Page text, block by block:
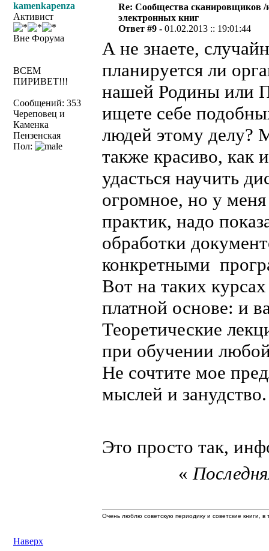
kamenkapenza
Активист
Вне Форума
ВСЕМ
ПИРИВЕТ!!!
Сообщений: 353
Череповец и
Каменка
Пензенская
Пол:
Re: Сообщества сканировщиков /
электронных книг
Ответ #9 -01.02.2013 :: 19:01:44
А не знаете,
планируется ли
нашей Родины или
ищете себе
людей этому делу?
также красиво, как
удасться научить
огромное, но у
практик, надо
обработки
конкретными
Вот на таких
платной основе: и
Теоретические
при обучении
Не сочтите мое
мыслей и
Это просто так,
Наверх
«
Очень люблю советскую периодику и советские книги,